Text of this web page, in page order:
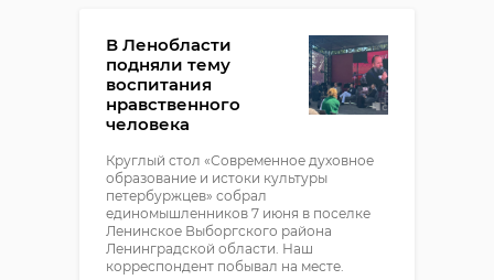
В Ленобласти
подняли тему
воспитания
нравственного
человека
Круглый стол «Современное духовное
образование и истоки культуры
петербуржцев» собрал
единомышленников 7 июня в поселке
Ленинское Выборгского района
Ленинградской области. Наш
корреспондент побывал на месте.